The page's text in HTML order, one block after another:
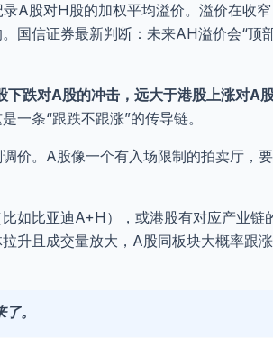
录A股对H股的加权平均溢价。溢价在收
国信证券最新判断：未来AH溢价会“顶
下跌对A股的冲击，远大于港股上涨对A股
一条“跟跌不跟涨”的传导链。
价。A股像一个有入场限制的拍卖厅，
如比亚迪A+H），或港股有对应产业链
升且成交量放大，A股同板块大概率跟
。